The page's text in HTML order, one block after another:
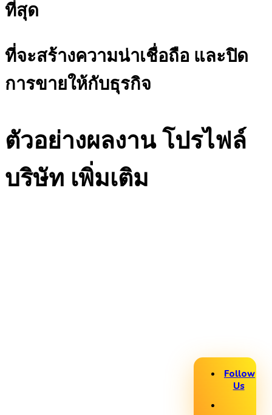
Follow
Us
ที่สุด
ที่จะสร้างความน่าเชื่อถือ และปิด
การขายให้กับธุรกิจ
ตัวอย่างผลงาน โปรไฟล์
บริษัท เพิ่มเติม